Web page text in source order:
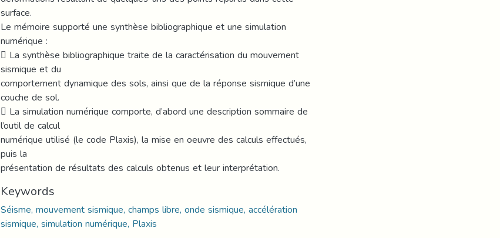
surface.
Le mémoire supporté une synthèse bibliographique et une simulation
numérique :
 La synthèse bibliographique traite de la caractérisation du mouvement
sismique et du
comportement dynamique des sols, ainsi que de la réponse sismique d’une
couche de sol.
 La simulation numérique comporte, d’abord une description sommaire de
l’outil de calcul
numérique utilisé (le code Plaxis), la mise en oeuvre des calculs effectués,
puis la
présentation de résultats des calculs obtenus et leur interprétation.
Keywords
Séisme, mouvement sismique, champs libre, onde sismique, accélération
sismique, simulation numérique, Plaxis